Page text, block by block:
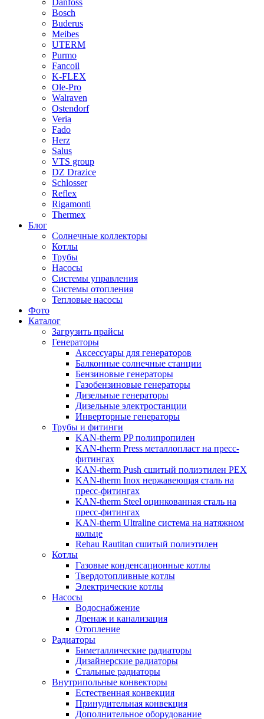
Danfoss
Bosch
Buderus
Meibes
UTERM
Purmo
Fancoil
K-FLEX
Ole-Pro
Walraven
Ostendorf
Veria
Fado
Herz
Salus
VTS group
DZ Drazice
Schlosser
Reflex
Rigamonti
Thermex
Блог
Солнечные коллекторы
Котлы
Трубы
Насосы
Системы управления
Системы отопления
Тепловые насосы
Фото
Каталог
Загрузить прайсы
Генераторы
Аксессуары для генераторов
Балконные солнечные станции
Бензиновые генераторы
Газобензиновые генераторы
Дизельные генераторы
Дизельные электростанции
Инверторные генераторы
Трубы и фитинги
KAN-therm PP полипропилен
KAN-therm Рress металлопласт на пресс-
фитингах
KAN-therm Push сшитый полиэтилен PEX
KAN-therm Inox нержавеющая сталь на
пресс-фитингах
KAN-therm Steel оцинкованная сталь на
пресс-фитингах
KAN-therm Ultraline система на натяжном
кольце
Rehau Rautitan сшитый полиэтилен
Котлы
Газовые конденсационные котлы
Твердотопливные котлы
Электрические котлы
Насосы
Водоснабжение
Дренаж и канализация
Отопление
Радиаторы
Биметаллические радиаторы
Дизайнерские радиаторы
Стальные радиаторы
Внутрипольные конвекторы
Естественная конвекция
Принудительная конвекция
Дополнительное оборудование